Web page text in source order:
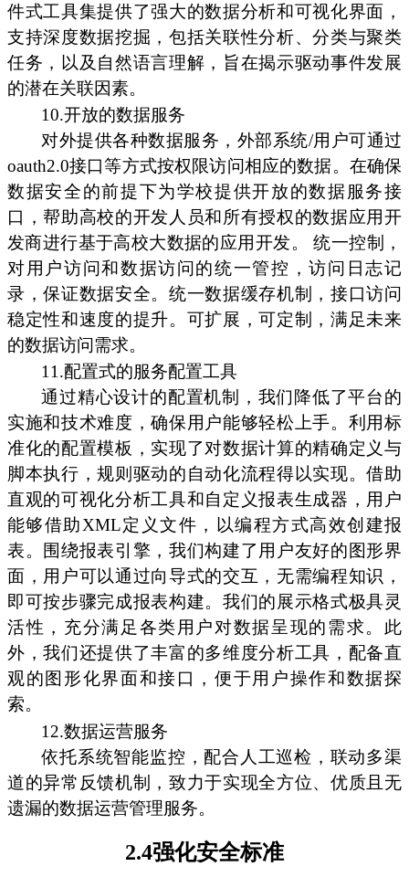
件式工具集提供了强大的数据分析和可视化界面，
支持深度数据挖掘，包括关联性分析、分类与聚类
任务，以及自然语言理解，旨在揭示驱动事件发展
的潜在关联因素。
10.开放的数据服务
对外提供各种数据服务，外部系统/用户可通过
oauth2.0接口等方式按权限访问相应的数据。在确保
数据安全的前提下为学校提供开放的数据服务接
口，帮助高校的开发人员和所有授权的数据应用开
发商进行基于高校大数据的应用开发。 统一控制，
对用户访问和数据访问的统一管控，访问日志记
录，保证数据安全。统一数据缓存机制，接口访问
稳定性和速度的提升。可扩展，可定制，满足未来
的数据访问需求。
11.配置式的服务配置工具
通过精心设计的配置机制，我们降低了平台的
实施和技术难度，确保用户能够轻松上手。利用标
准化的配置模板，实现了对数据计算的精确定义与
脚本执行，规则驱动的自动化流程得以实现。借助
直观的可视化分析工具和自定义报表生成器，用户
能够借助XML定义文件，以编程方式高效创建报
表。围绕报表引擎，我们构建了用户友好的图形界
面，用户可以通过向导式的交互，无需编程知识，
即可按步骤完成报表构建。我们的展示格式极具灵
活性，充分满足各类用户对数据呈现的需求。此
外，我们还提供了丰富的多维度分析工具，配备直
观的图形化界面和接口，便于用户操作和数据探
索。
12.数据运营服务
依托系统智能监控，配合人工巡检，联动多渠
道的异常反馈机制，致力于实现全方位、优质且无
遗漏的数据运营管理服务。
2.4强化安全标准